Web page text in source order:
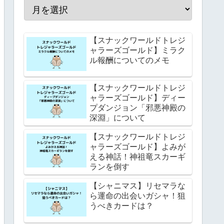
【スナックワールドトレジ
ャラーズゴールド】ミラク
ル報酬についてのメモ
【スナックワールドトレジ
ャラーズゴールド】ディー
プダンジョン「邪悪神殿の
深淵」について
【スナックワールドトレジ
ャラーズゴールド】よみが
える神話！神祖竜スカーギ
ランを倒す
【シャニマス】リセマラな
ら運命の出会いガシャ！狙
うべきカードは？